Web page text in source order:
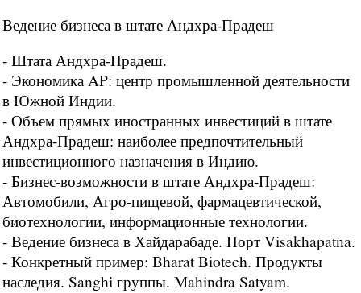
Ведение бизнеса в штате Андхра-Прадеш
- Штата Андхра-Прадеш.
- Экономика AP: центр промышленной деятельности
в Южной Индии.
- Объем прямых иностранных инвестиций в штате
Андхра-Прадеш: наиболее предпочтительный
инвестиционного назначения в Индию.
- Бизнес-возможности в штате Андхра-Прадеш:
Автомобили, Агро-пищевой, фармацевтической,
биотехнологии, информационные технологии.
- Ведение бизнеса в Хайдарабаде. Порт Visakhapatna.
- Конкретный пример: Bharat Biotech. Продукты
наследия. Sanghi группы. Mahindra Satyam.